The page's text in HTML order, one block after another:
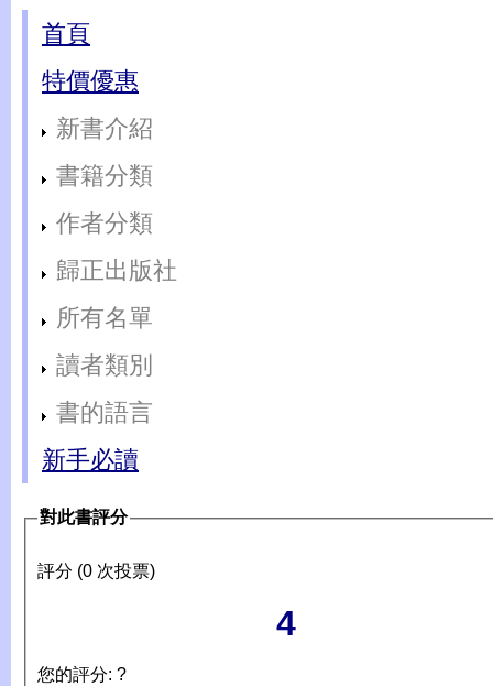
首頁
特價優惠
新書介紹
書籍分類
作者分類
歸正出版社
所有名單
讀者類別
書的語言
新手必讀
對此書評分
評分 (0 次投票)
4
您的評分: ?